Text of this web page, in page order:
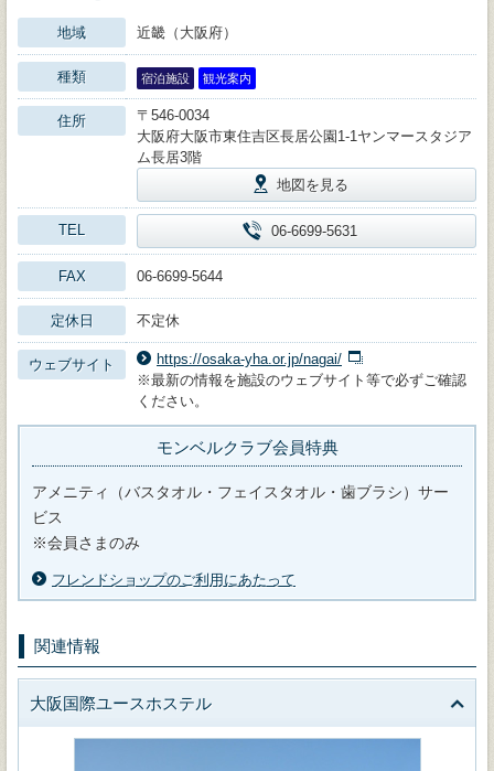
地域 近畿（大阪府）
種類 宿泊施設 観光案内
住所
〒546-0034
大阪府大阪市東住吉区長居公園1-1ヤンマースタジア
ム長居3階
地図を見る
TEL 06-6699-5631
FAX 06-6699-5644
定休日 不定休
ウェブサイト
https://osaka-yha.or.jp/nagai/
※最新の情報を施設のウェブサイト等で必ずご確認
ください。
モンベルクラブ会員特典
アメニティ（バスタオル・フェイスタオル・歯ブラシ）サー
ビス
※会員さまのみ
フレンドショップのご利用にあたって
関連情報
大阪国際ユースホステル